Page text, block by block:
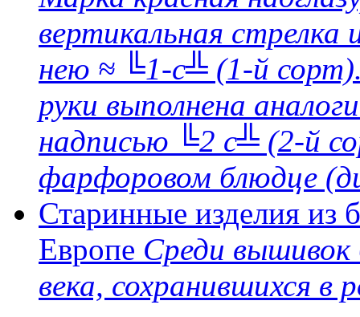
вертикальная
нею ≈ ╚1-с╩ (1-й
руки выполнена
надписью ╚2 с╩ (2-й
фарфоровом блюдце
Старинные изделия из
Европе Среди вышивок
века, сохранившихся в